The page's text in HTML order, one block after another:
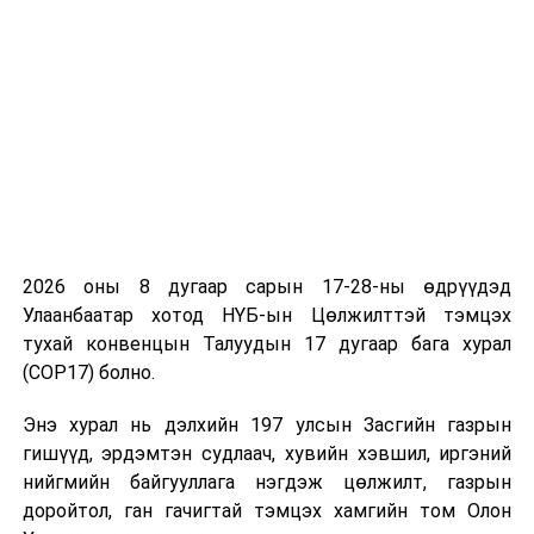
албадан эрүүлжүүлэх тухай хуульд өөрийн үйлдлийг
удирдан хянах чадваргүй болтлоо согтсоны улмаас
хаана байгаагаа болон очих газраа мэдэхгүй болсон,
гудамж талбай, олон нийтийн газар ухаангүй унасан,
энэ байдлаас болж өөрөө осол гэмтэл, гэмт хэрэг,
зөрчилд өртөж болзошгүй болсон этгээдийг
эрүүлжүүлэх байранд хүргэхээр заасан тул А-д
холбогдуулан зөвхөн согтуурсан үндэслэлээр
албадан эрүүлжүүлэх ажиллагааг явуулах үндэслэл
2026 оны 8 дугаар сарын 17-28-ны өдрүүдэд
Улаанбаатар хотод НҮБ-ын Цөлжилттэй тэмцэх
тухай конвенцын Талуудын 17 дугаар бага хурал
(COP17) болно.
Энэ хурал нь дэлхийн 197 улсын Засгийн газрын
гишүүд, эрдэмтэн судлаач, хувийн хэвшил, иргэний
нийгмийн байгууллага нэгдэж цөлжилт, газрын
доройтол, ган гачигтай тэмцэх хамгийн том Олон